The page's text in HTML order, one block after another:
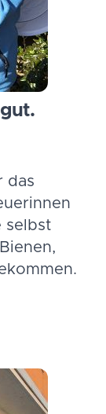
gut.
das
selbst